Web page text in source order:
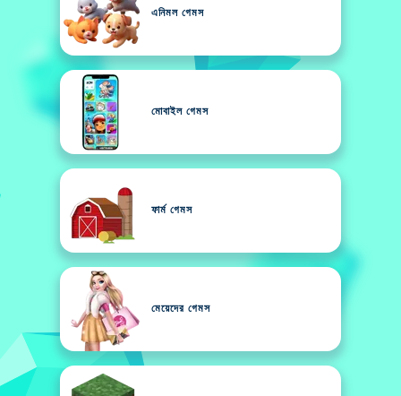
এনিমল গেমস
মোবাইল গেমস
ফার্ম গেমস
মেয়েদের গেমস